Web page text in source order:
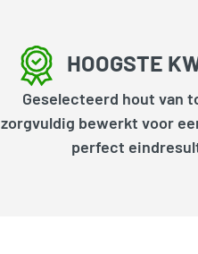
HOOGSTE
Geselecteerd hout van
zorgvuldig bewerkt voor
perfect